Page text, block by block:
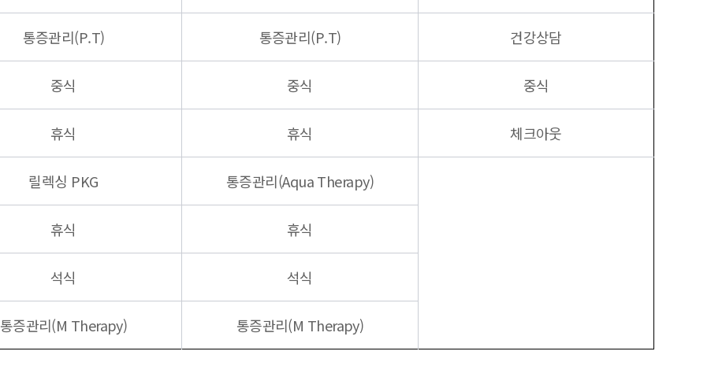
통증관리(P.T) 통증관리(P.T) 건강상담
중식 중식 중식
휴식 휴식 체크아웃
릴렉싱 PKG 통증관리(Aqua Therapy)
휴식 휴식
석식 석식
통증관리(M Therapy) 통증관리(M Therapy)